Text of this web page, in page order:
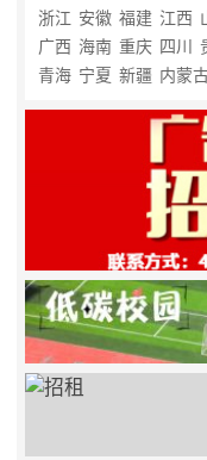
浙江 安徽 福建 江西
广西 海南 重庆 四川
青海 宁夏 新疆 内蒙